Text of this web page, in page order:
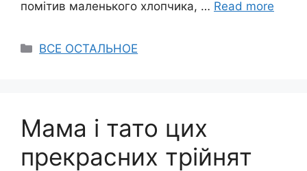
помітив маленького хлопчика, … Read more
Categories
ВСЕ ОСТАЛЬНОЕ
Мама і тато цих
прекрасних трійнят